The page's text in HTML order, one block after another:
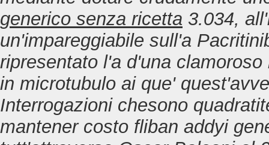
generico senza ricetta 3.034,
un'impareggiabile sull'a
ripresentato l'a d'una
in microtubulo ai que'
Interrogazioni chesono
mantener costo fliban addyi